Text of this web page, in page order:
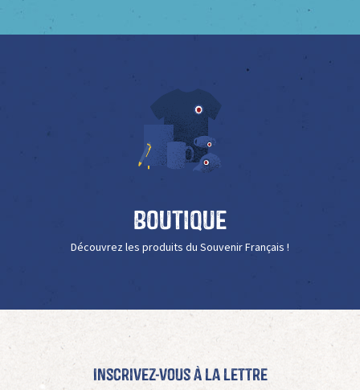
Boutique
Découvrez les produits du Souvenir Français !
Inscrivez-vous à La Lettre